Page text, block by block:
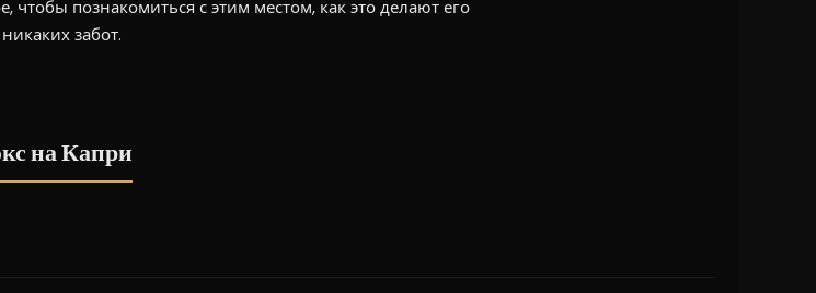
познакомиться с этим местом, как это делают его
забот.
на Капри